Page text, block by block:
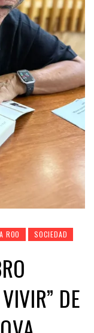
ROO SOCIEDAD
DE